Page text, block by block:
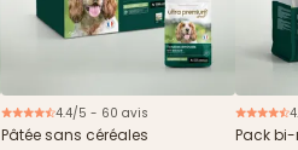
4.4/5 - 60 avis
Pâtée sans céréales
Pack